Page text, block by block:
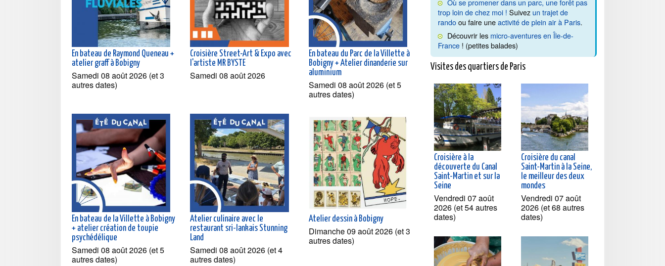
En bateau de Raymond Queneau +
atelier graff à Bobigny
Samedi 08 août 2026 (et 3
autres dates)
Croisière Street-Art & Expo avec
l'artiste MR BYSTE
Samedi 08 août 2026
En bateau du Parc de la Villette à
Bobigny + Atelier dinanderie sur
aluminium
Samedi 08 août 2026 (et 5
autres dates)
En bateau de la Villette à Bobigny
+ atelier création de toupie
psychédélique
Samedi 08 août 2026 (et 5
autres dates)
Atelier culinaire avec le
restaurant sri-lankais Stunning
Land
Samedi 08 août 2026 (et 4
autres dates)
Atelier dessin à Bobigny
Dimanche 09 août 2026 (et 3
autres dates)
Où se promener dans un parc, une forêt pas
trop loin de chez moi ! Suivez un trajet de
randoou faire uneactivité de plein air à Paris.
Découvrir les micro-aventures en Île-de-
France ! (petites balades)
Visites des quartiers de Paris
Croisière à la
découverte du Canal
Saint-Martin et sur la
Seine
Vendredi 07 août
2026 (et 54 autres
dates)
Croisière du canal
Saint-Martin à la Seine,
le meilleur des deux
mondes
Vendredi 07 août
2026 (et 68 autres
dates)